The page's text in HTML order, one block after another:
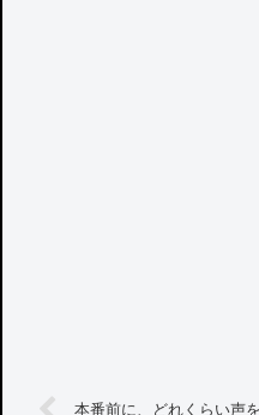
本番前に、どれくらい声